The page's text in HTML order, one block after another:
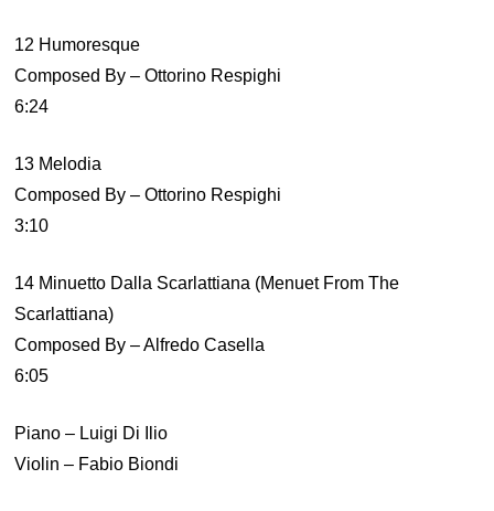
12 Humoresque
Composed By – Ottorino Respighi
6:24
13 Melodia
Composed By – Ottorino Respighi
3:10
14 Minuetto Dalla Scarlattiana (Menuet From The
Scarlattiana)
Composed By – Alfredo Casella
6:05
Piano – Luigi Di Ilio
Violin – Fabio Biondi